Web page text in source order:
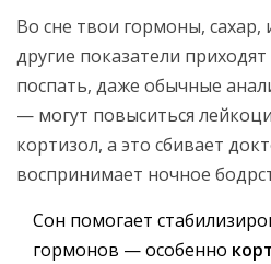
Во сне твои гормоны,
другие показатели
поспать, даже обычные
— могут повыситься
кортизол, а это сбивает
воспринимает ночное
Сон помогает
гормонов — особенно